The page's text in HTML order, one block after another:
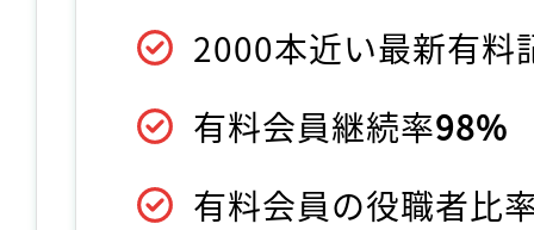
2000本近い最新有料
有料会員継続率98%
有料会員の役職者比